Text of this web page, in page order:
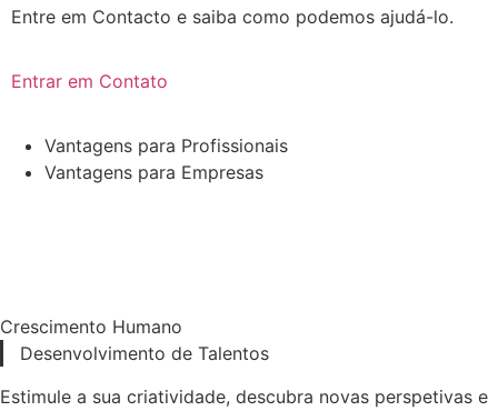
Entre em Contacto e saiba como podemos ajudá-lo.
Entrar em Contato
Vantagens para Profissionais
Vantagens para Empresas
Crescimento Humano​
Desenvolvimento de Talentos
Estimule a sua criatividade, descubra novas perspetivas e